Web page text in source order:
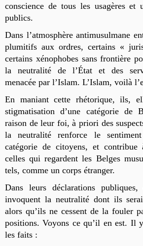
conscience de tous les usagères et
publics.
Dans l’atmosphère antimusulmane
plumitifs aux ordres, certains «
certains xénophobes sans frontière
la neutralité de l’État et des
menacée par l’Islam. L’Islam, voilà
En maniant cette rhétorique, ils,
stigmatisation d’une catégorie de
raison de leur foi, à priori des
la neutralitérenforce le
catégorie de citoyens, et contribue
celles qui regardent les Belges
tels, comme un corps étranger.
Dans leurs déclarations publiques,
invoquent la neutralité dont ils
alors qu’ils ne cessent de la fouler
positions.Voyons ce qu’il en est. Il
les faits :